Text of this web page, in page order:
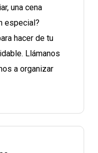
una cena
especial?
hacer de tu
Llámanos
a organizar